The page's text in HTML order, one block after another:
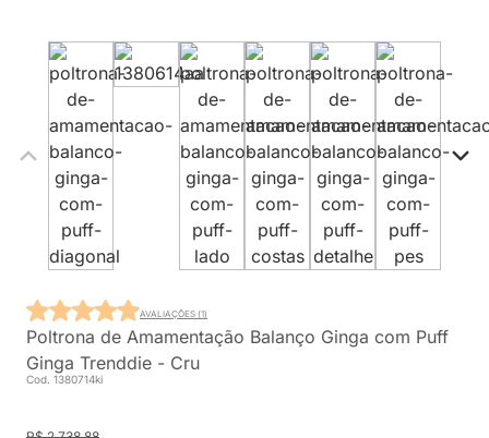
Poltrona de Amamentação Balanço Ginga com Puff
Ginga Trenddie - Cru
Cod. 1380714ki
AVALIAÇÕES (1)